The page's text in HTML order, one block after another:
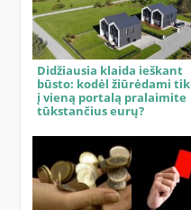
Didžiausia klaida ieškant
būsto: kodėl žiūrėdami tik
į vieną portalą pralaimite
tūkstančius eurų?